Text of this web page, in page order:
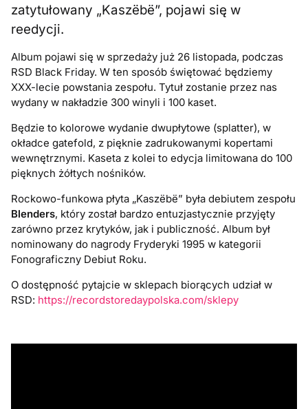
zatytułowany „Kaszëbë”, pojawi się w
reedycji.
Album pojawi się w sprzedaży już 26 listopada, podczas
RSD Black Friday. W ten sposób świętować będziemy
XXX-lecie powstania zespołu. Tytuł zostanie przez nas
wydany w nakładzie 300 winyli i 100 kaset.
Będzie to kolorowe wydanie dwupłytowe (splatter), w
okładce gatefold, z pięknie zadrukowanymi kopertami
wewnętrznymi. Kaseta z kolei to edycja limitowana do 100
pięknych żółtych nośników.
Rockowo-funkowa płyta „Kaszëbë” była debiutem zespołu
Blenders, który został bardzo entuzjastycznie przyjęty
zarówno przez krytyków, jak i publiczność. Album był
nominowany do nagrody Fryderyki 1995 w kategorii
Fonograficzny Debiut Roku.
O dostępność pytajcie w sklepach biorących udział w
RSD: https://recordstoredaypolska.com/sklepy